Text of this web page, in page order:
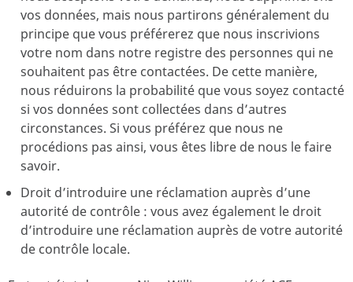
vos données, mais nous partirons généralement du
principe que vous préférerez que nous inscrivions
votre nom dans notre registre des personnes qui ne
souhaitent pas être contactées. De cette manière,
nous réduirons la probabilité que vous soyez contacté
si vos données sont collectées dans d’autres
circonstances. Si vous préférez que nous ne
procédions pas ainsi, vous êtes libre de nous le faire
savoir.
Droit d’introduire une réclamation auprès d’une
autorité de contrôle : vous avez également le droit
d’introduire une réclamation auprès de votre autorité
de contrôle locale.